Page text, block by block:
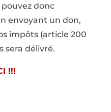
donc
envoyant un don,
impôts (article 200
sera délivré.
!!!